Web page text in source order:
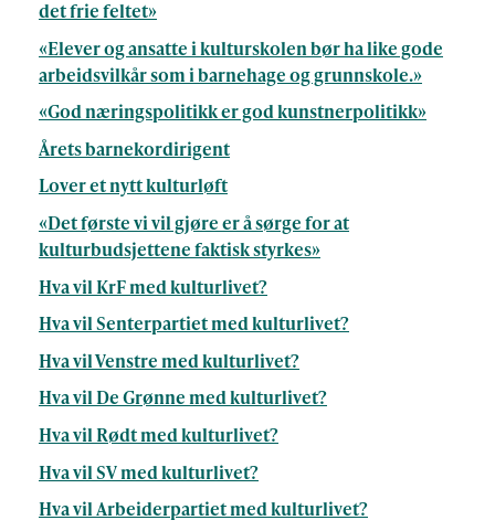
det frie feltet»
«Elever og ansatte i kulturskolen bør ha like gode
arbeidsvilkår som i barnehage og grunnskole.»
«God næringspolitikk er god kunstnerpolitikk»
Årets barnekordirigent
Lover et nytt kulturløft
«Det første vi vil gjøre er å sørge for at
kulturbudsjettene faktisk styrkes»
Hva vil KrF med kulturlivet?
Hva vil Senterpartiet med kulturlivet?
Hva vil Venstre med kulturlivet?
Hva vil De Grønne med kulturlivet?
Hva vil Rødt med kulturlivet?
Hva vil SV med kulturlivet?
Hva vil Arbeiderpartiet med kulturlivet?